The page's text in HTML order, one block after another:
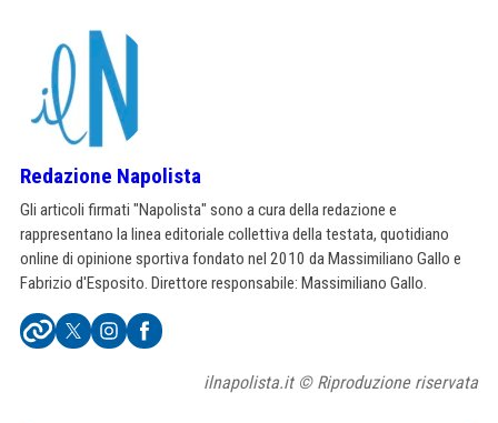
Redazione Napolista
Gli articoli firmati "Napolista" sono a cura della redazione e
rappresentano la linea editoriale collettiva della testata, quotidiano
online di opinione sportiva fondato nel 2010 da Massimiliano Gallo e
Fabrizio d'Esposito. Direttore responsabile: Massimiliano Gallo.
ilnapolista.it © Riproduzione riservata